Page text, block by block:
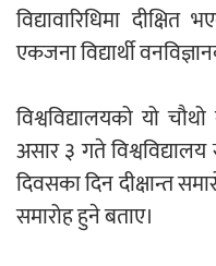
आदेश
विद्यावारिधिमा
एकजना विद्यार्थी
विश्वविद्यालयको यो
असार ३ गते
दिवसका दिन दीक्षान्त
समारोह हुने बताए।